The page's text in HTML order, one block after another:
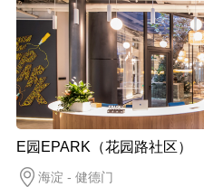
E园EPARK（花园路社区）
海淀 - 健德门